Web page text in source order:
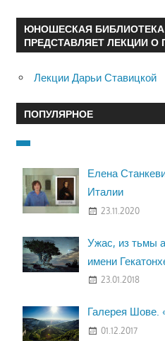
ЮНОШЕСКАЯ БИБЛИОТЕКА
ПРЕДСТАВЛЯЕТ ЛЕКЦИИ О
Лекции Дарьи Ставицкой
ПОПУЛЯРНОЕ
Елена
Италии
23.11.2020
Ужас, из тьмы
имени
23.01.2018
Галерея Шове.
01.12.2017